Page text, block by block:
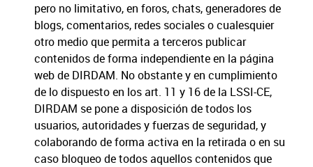
pero no limitativo, en foros, chats, generadores de
blogs, comentarios, redes sociales o cualesquier
otro medio que permita a terceros publicar
contenidos de forma independiente en la página
web de DIRDAM. No obstante y en cumplimiento
de lo dispuesto en los art. 11 y 16 de la LSSI-CE,
DIRDAM se pone a disposición de todos los
usuarios, autoridades y fuerzas de seguridad, y
colaborando de forma activa en la retirada o en su
caso bloqueo de todos aquellos contenidos que